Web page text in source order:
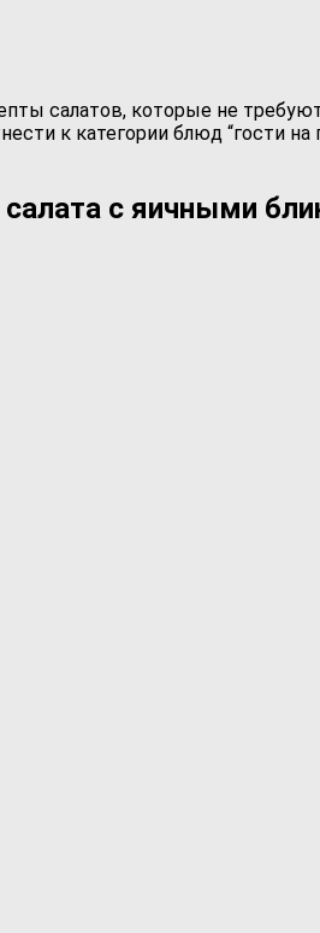
салатов, которые не
к категории блюд “гости
с яичными